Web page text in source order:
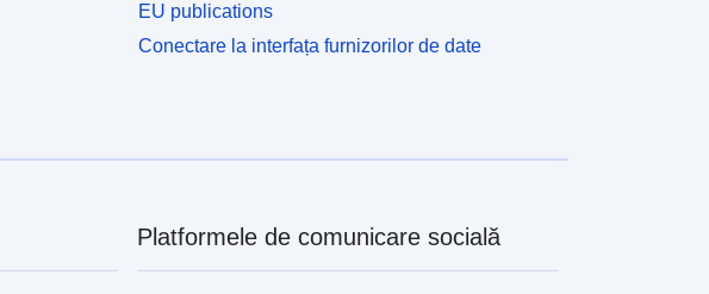
EU publications
Conectare la interfața furnizorilor de date
Platformele de comunicare socială